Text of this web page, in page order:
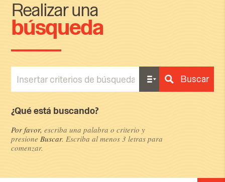
Realizar una
búsqueda
Buscar
¿Qué está buscando?
Por favor, escriba una palabra o criterio y
presioneBuscar.Escriba al menos 3 letras para
comenzar.